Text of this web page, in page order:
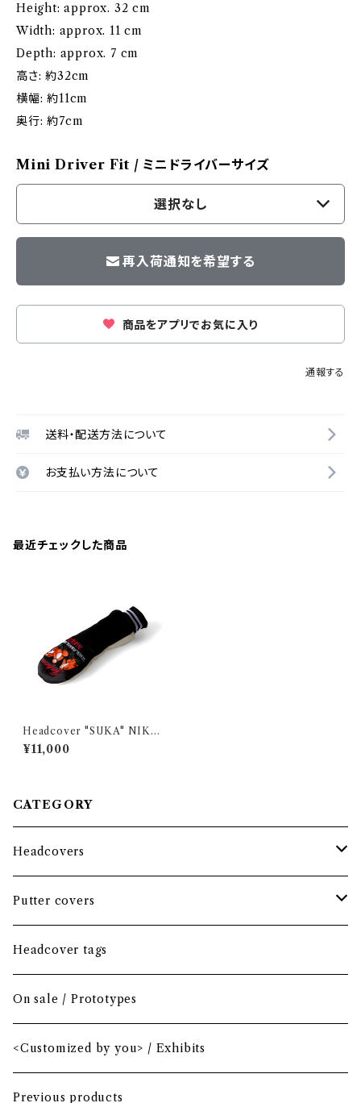
Height: approx. 32 cm
Width: approx. 11 cm
Depth: approx. 7 cm
高さ: 約32cm
横幅: 約11cm
奥行: 約7cm
Mini Driver Fit / ミニドライバーサイズ
選択なし
再入荷通知を希望する
商品をアプリでお気に入り
通報する
送料・配送方法について
お支払い方法について
最近チェックした商品
Headcover "SUKA" NIKK
O / Fairway wood
¥11,000
CATEGORY
Headcovers
Headcover bundle
Driver
Mini Driver (Option)
Fairway wood
Hybrid
Putter covers
Blade
Small mallet
Mid mallet
Large mallet
Headcover tags
On sale / Prototypes
<Customized by you> / Exhibits
Previous products